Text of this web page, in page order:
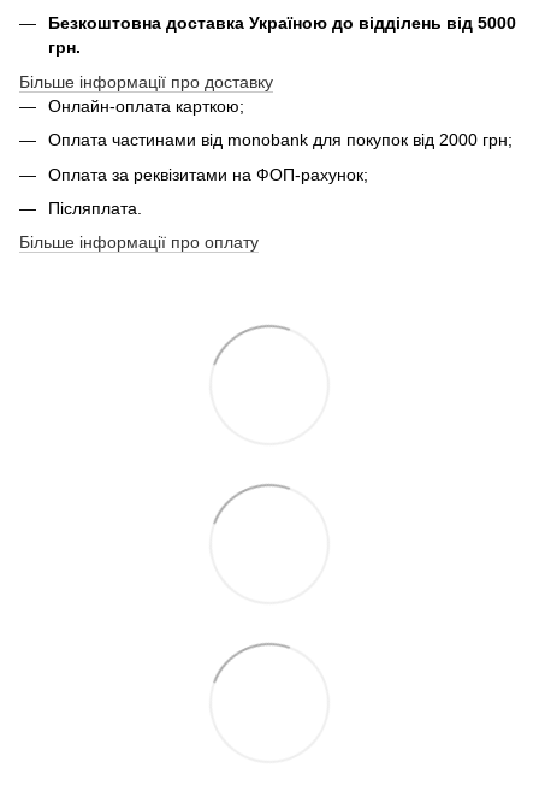
Безкоштовна доставка Україною до відділень від 5000
грн.
Більше інформації про доставку
Онлайн-оплата карткою;
Оплата частинами від monobank для покупок від 2000 грн;
Оплата за реквізитами на ФОП-рахунок;
Післяплата.
Більше інформації про оплату